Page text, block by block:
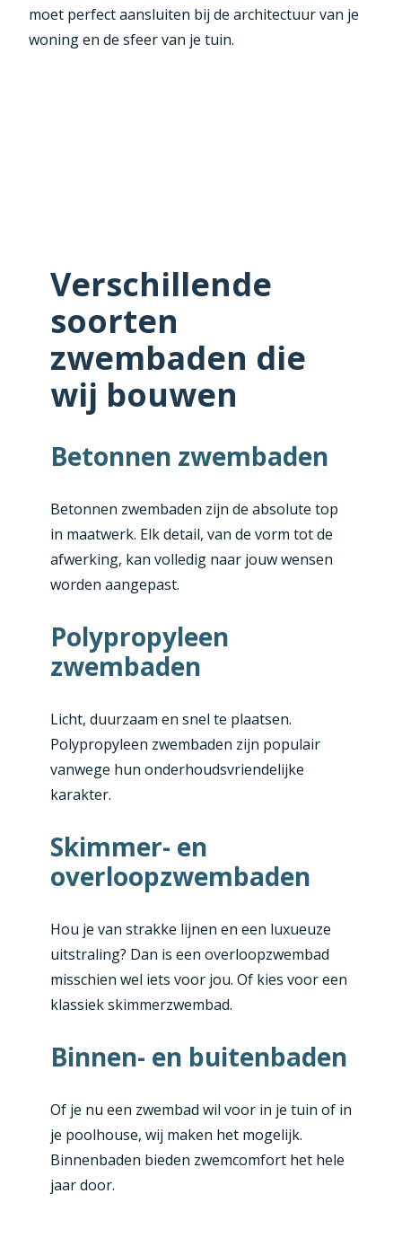
moet perfect aansluiten bij de architectuur van je
woning en de sfeer van je tuin.
Verschillende
soorten
zwembaden die
wij bouwen
Betonnen zwembaden
Betonnen zwembaden zijn de absolute top
in maatwerk. Elk detail, van de vorm tot de
afwerking, kan volledig naar jouw wensen
worden aangepast.
Polypropyleen
zwembaden
Licht, duurzaam en snel te plaatsen.
Polypropyleen zwembaden zijn populair
vanwege hun onderhoudsvriendelijke
karakter.
Skimmer- en
overloopzwembaden
Hou je van strakke lijnen en een luxueuze
uitstraling? Dan is een overloopzwembad
misschien wel iets voor jou. Of kies voor een
klassiek skimmerzwembad.
Binnen- en buitenbaden
Of je nu een zwembad wil voor in je tuin of in
je poolhouse, wij maken het mogelijk.
Binnenbaden bieden zwemcomfort het hele
jaar door.